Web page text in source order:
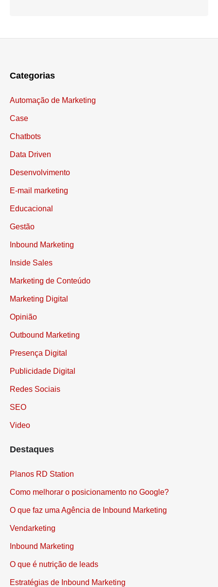
Categorias
Automação de Marketing
Case
Chatbots
Data Driven
Desenvolvimento
E-mail marketing
Educacional
Gestão
Inbound Marketing
Inside Sales
Marketing de Conteúdo
Marketing Digital
Opinião
Outbound Marketing
Presença Digital
Publicidade Digital
Redes Sociais
SEO
Video
Destaques
Planos RD Station
Como melhorar o posicionamento no Google?
O que faz uma Agência de Inbound Marketing
Vendarketing
Inbound Marketing
O que é nutrição de leads
Estratégias de Inbound Marketing